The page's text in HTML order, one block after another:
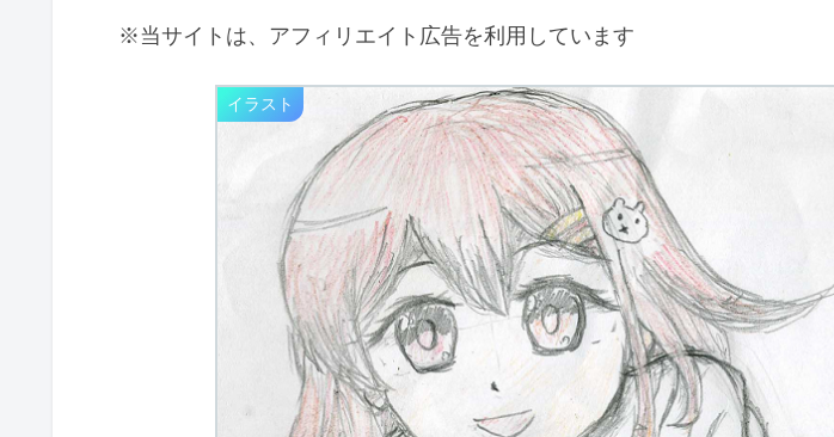
※当サイトは、アフィリエイト広告を利用しています
イラスト